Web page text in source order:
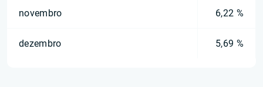
novembro 6,22 %
dezembro 5,69 %